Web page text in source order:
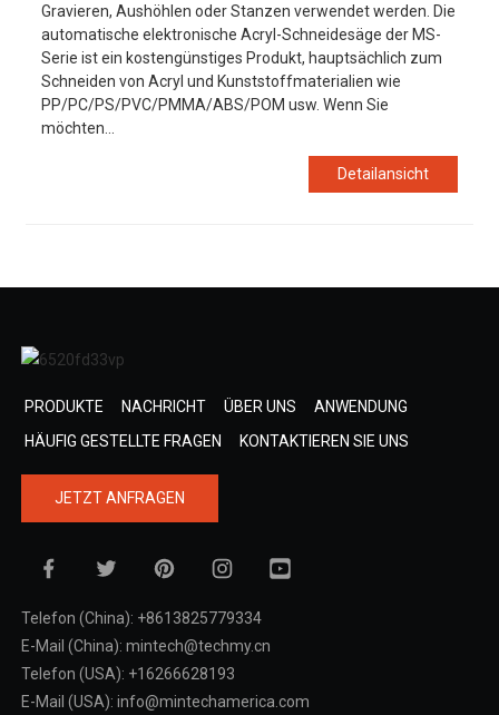
Gravieren, Aushöhlen oder Stanzen verwendet werden. Die
automatische elektronische Acryl-Schneidesäge der MS-
Serie ist ein kostengünstiges Produkt, hauptsächlich zum
Schneiden von Acryl und Kunststoffmaterialien wie
PP/PC/PS/PVC/PMMA/ABS/POM usw. Wenn Sie
möchten...
Detailansicht
PRODUKTE NACHRICHT ÜBER UNS
ANWENDUNG
HÄUFIG GESTELLTE FRAGEN
KONTAKTIEREN SIE UNS
JETZT ANFRAGEN
Telefon (China): +8613825779334
E-Mail (China): mintech@techmy.cn
Telefon (USA): +16266628193
E-Mail (USA): info@mintechamerica.com